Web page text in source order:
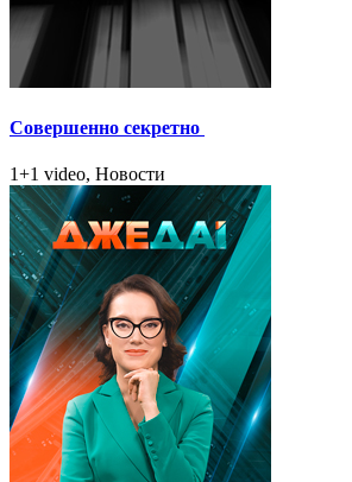
Совершенно секретно
1+1 video, Новости